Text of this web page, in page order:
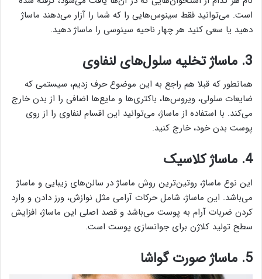
است. می‌توانید فقط سینوس‌هایی را که شما را آزار می‌دهند ماساژ
دهید یا سعی کنید هر چهار ناحیه سینوسی را ماساژ دهید.
3. ماساژ تخلیه سلول‌های لنفاوی
همانطور که قبلا هم راجع به این موضوع حرف زدیم، سیستمی که
ضایعات سلولی، ویروس‌ها، باکتری‌ها و مایع‌ها اضافی را از بدن خارج
می‌کند. با استفاده از ماساژ، می‌توانید این اقسام لنفاوی را از روی
پوست بدن خود، خارج کنید.
4. ماساژ کلاسیک
این نوع ماساژ، روتین‌ترین روش ماساژ در سالن‌های زیبایی و ماساژ
می‌باشد. این ماساژ، شامل حرکات آرامی مثل نوازش، ورز دادن و وارد
کردن ضربات آرام به پوست می‌باشد و قصد اصلی این ماساژ، افزایش
سطح تولید کلاژن برای جوانسازی پوست است.
5. ماساژ صورت گواشا